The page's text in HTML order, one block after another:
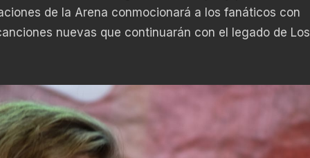
de la Arena conmocionará a los fanáticos con
nuevas que continuarán con el legado de Los